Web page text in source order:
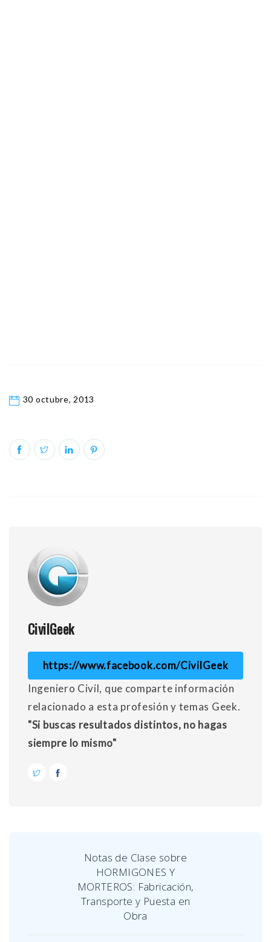
30 octubre, 2013
CivilGeek
https://www.facebook.com/CivilGeek
Ingeniero Civil, que comparte información
relacionado a esta profesión y temas Geek.
"Si buscas resultados distintos, no hagas
siempre lo mismo"
Notas de Clase sobre
HORMIGONES Y
MORTEROS: Fabricación,
Transporte y Puesta en
Obra